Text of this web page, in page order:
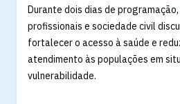
Durante dois dias de
profissionais e sociedade civil
fortalecer o acesso à saúde e
atendimento às populações em
vulnerabilidade.